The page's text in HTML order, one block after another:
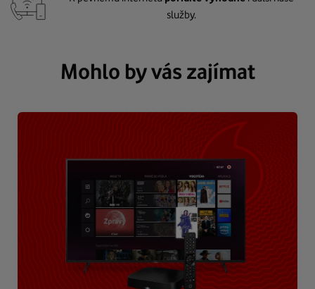
služby.
Mohlo by vás zajímat